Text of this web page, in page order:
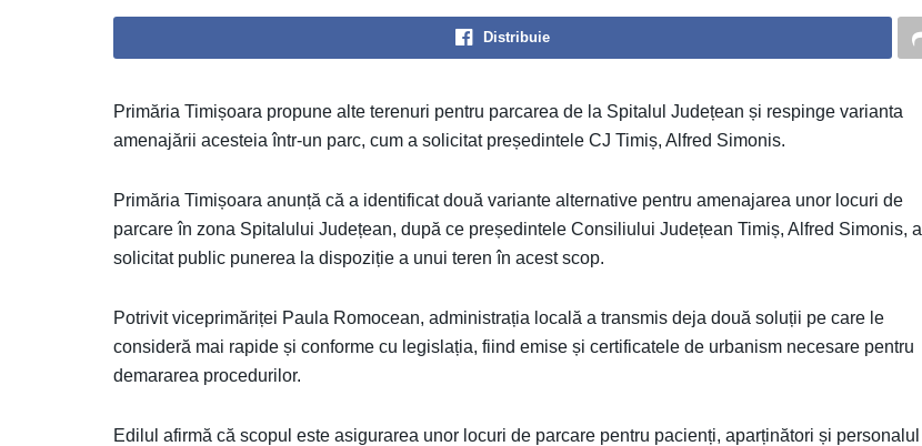
Distribuie
Primăria Timișoara propune alte terenuri pentru parcarea de la Spitalul Județean și respinge varianta
amenajării acesteia într-un parc, cum a solicitat președintele CJ Timiș, Alfred Simonis.
Primăria Timișoara anunță că a identificat două variante alternative pentru amenajarea unor locuri de
parcare în zona Spitalului Județean, după ce președintele Consiliului Județean Timiș, Alfred Simonis, a
solicitat public punerea la dispoziție a unui teren în acest scop.
Potrivit viceprimăriței Paula Romocean, administrația locală a transmis deja două soluții pe care le
consideră mai rapide și conforme cu legislația, fiind emise și certificatele de urbanism necesare pentru
demararea procedurilor.
Edilul afirmă că scopul este asigurarea unor locuri de parcare pentru pacienți, aparținători și personalul